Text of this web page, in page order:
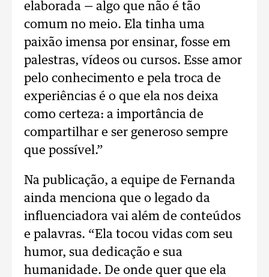
elaborada — algo que não é tão
comum no meio. Ela tinha uma
paixão imensa por ensinar, fosse em
palestras, vídeos ou cursos. Esse amor
pelo conhecimento e pela troca de
experiências é o que ela nos deixa
como certeza: a importância de
compartilhar e ser generoso sempre
que possível.”
Na publicação, a equipe de Fernanda
ainda menciona que o legado da
influenciadora vai além de conteúdos
e palavras. “Ela tocou vidas com seu
humor, sua dedicação e sua
humanidade. De onde quer que ela